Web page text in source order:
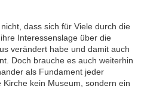
dass sich für Viele durch die
Interessenslage über die
verändert habe und damit auch
Doch brauche es auch weiterhin
als Fundament jeder
kein Museum, sondern ein